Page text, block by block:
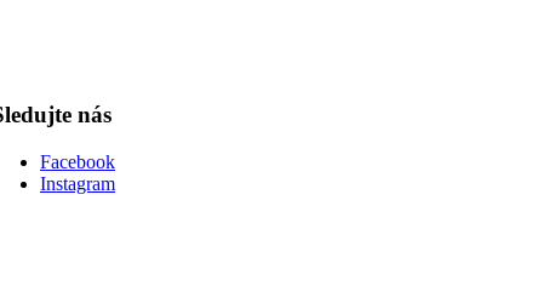
nás
Facebook
Instagram